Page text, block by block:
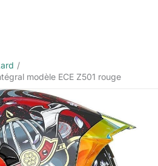
modèle ECE Z501 rouge